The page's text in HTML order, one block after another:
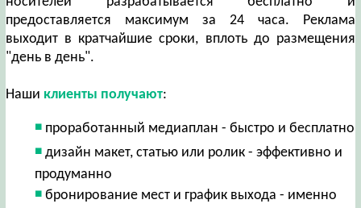
предоставляется максимум за 24 часа. Реклама
выходит в кратчайшие сроки, вплоть до размещения
"день в день".
Наши клиенты получают:
проработанный медиаплан - быстро и бесплатно
дизайн макет, статью или ролик - эффективно и
продуманно
бронирование мест и график выхода - именно